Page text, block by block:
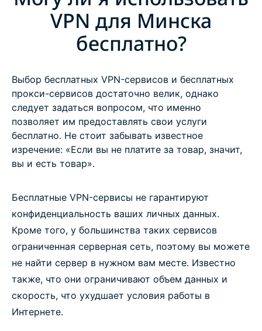
VPN для Минска
бесплатно?
Выбор бесплатных VPN-сервисов и бесплатных
прокси-сервисов достаточно велик, однако
следует задаться вопросом, что именно
позволяет им предоставлять свои услуги
бесплатно. Не стоит забывать известное
изречение: «Если вы не платите за товар, значит,
вы и есть товар».
Бесплатные VPN-сервисы не гарантируют
конфиденциальность ваших личных данных.
Кроме того, у большинства таких сервисов
ограниченная серверная сеть, поэтому вы можете
не найти сервер в нужном вам месте. Известно
также, что они ограничивают объем данных и
скорость, что ухудшает условия работы в
Интернете.